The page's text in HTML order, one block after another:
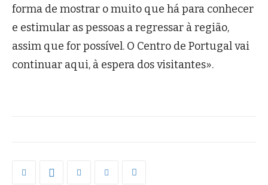
forma de mostrar o muito que há para conhecer
e estimular as pessoas a regressar à região,
assim que for possível. O Centro de Portugal vai
continuar aqui, à espera dos visitantes».